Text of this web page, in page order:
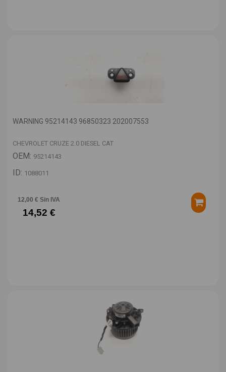
WARNING 95214143 96850323 202007553
CHEVROLET CRUZE 2.0 DIESEL CAT
OEM: 95214143
ID: 1088011
12,00 € Sin IVA
14,52 €